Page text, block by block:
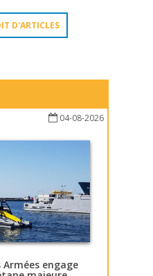
D'ARTICLES
04-08-2026
engage